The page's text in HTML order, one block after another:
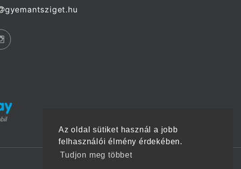
Az oldal sütiket használ a jobb
felhasználói élmény érdekében.
Tudjon meg többet
gyemantsziget.hu